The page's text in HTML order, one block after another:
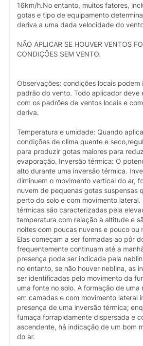
16km/h.No entanto, muitos fatores,
gotas e tipo de equipamento
deriva a uma dada velocidade do
NÃO APLICAR SE HOUVER VENTOS
CONDIÇÕES SEM VENTO.
Observações: condições locais podem
padrão do vento. Todo aplicador deve
com os padrões de ventos locais e
deriva.
Temperatura e umidade: Quando
condições de clima quente e
para produzir gotas maiores para
evaporação. Inversão térmica: O
alto durante uma inversão térmica.
diminuem o movimento vertical do ar,
nuvem de pequenas gotas suspensas
perto do solo e com movimento lateral.
térmicas são caracterizadas pela
temperatura com relação à altitude e
noites com poucas nuvens e pouco ou
Elas começam a ser formadas ao pôr
frequentemente continuam até a
presença pode ser indicada pela
no entanto, se não houver neblina, as
ser identificadas pelo movimento da
uma fonte no solo. A formação de uma
em camadas e com movimento lateral
presença de uma inversão térmica;
fumaça forrapidamente dispersada e
ascendente, há indicação de um bom
do ar.